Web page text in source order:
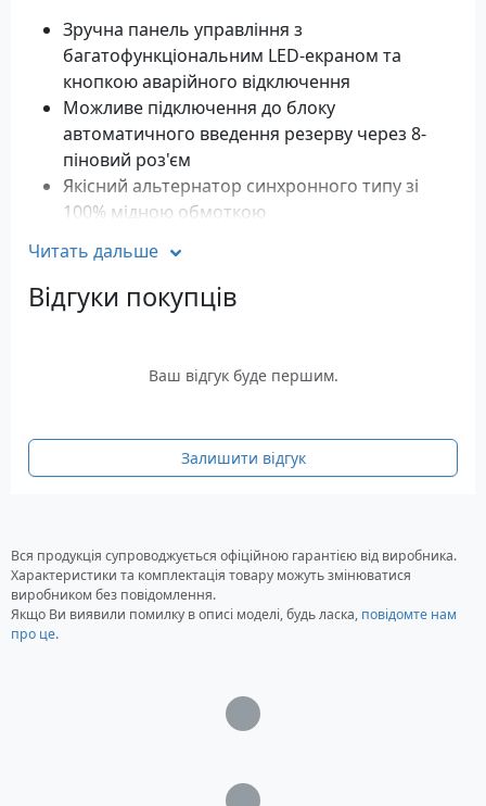
Зручна панель управління з
багатофункціональним LED-екраном та
кнопкою аварійного відключення
Можливе підключення до блоку
автоматичного введення резерву через 8-
піновий роз'єм
Якісний альтернатор синхронного типу зі
100% мідною обмоткою
Євро-5.
Інтелектуальна система контролю за
напругою AVR
Характеристики
Номінальна напруга: 230 Вольт
Частота: 50 Гц
Потужність двигуна: 18.5 л.с.
Запуск: електростартер, ручний
Рівень шуму: 71 дБ
Габаритні розміри: 790 x 705 x 680 мм
Читать дальше
Відгуки покупців
Ваш відгук буде першим.
Залишити відгук
Вся продукція супроводжується офіційною гарантією від виробника.
Характеристики та комплектація товару можуть змінюватися
виробником без повідомлення.
Якщо Ви виявили помилку в описі моделі, будь ласка, повідомте нам
про це.
Загрузка...
Загрузка...